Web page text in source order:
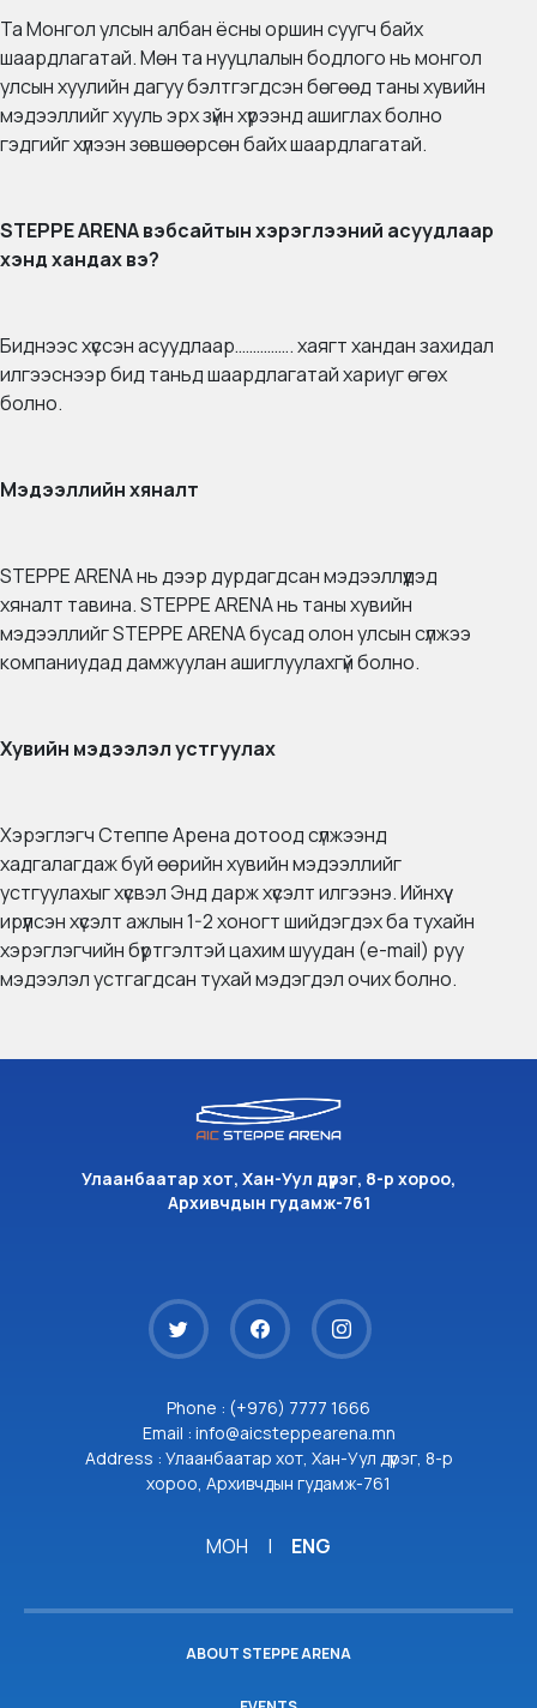
Та Монгол улсын албан ёсны оршин суугч байх
шаардлагатай. Мөн та нууцлалын бодлого нь монгол
улсын хуулийн дагуу бэлтгэгдсэн бөгөөд таны хувийн
мэдээллийг хууль эрх зүйн хүрээнд ашиглах болно
гэдгийг хүлээн зөвшөөрсөн байх шаардлагатай.
STEPPE ARENA вэбсайтын хэрэглээний асуудлаар
хэнд хандах вэ?
Биднээс хүссэн асуудлаар……………. хаягт хандан захидал
илгээснээр бид таньд шаардлагатай хариуг өгөх
болно.
Мэдээллийн хяналт
STEPPE ARENA нь дээр дурдагдсан мэдээллүүдэд
хяналт тавина. STEPPE ARENA нь таны хувийн
мэдээллийг STEPPE ARENA бусад олон улсын сүлжээ
компаниудад дамжуулан ашиглуулахгүй болно.
Хувийн мэдээлэл устгуулах
Хэрэглэгч Степпе Арена дотоод сүлжээнд
хадгалагдаж буй өөрийн хувийн мэдээллийг
устгуулахыг хүсвэл Энд даржхүсэлт илгээнэ. Ийнхүү
ирүүлсэн хүсэлт ажлын 1-2 хоногт шийдэгдэх ба тухайн
хэрэглэгчийн бүртгэлтэй цахим шуудан (e-mail) руу
мэдээлэл устгагдсан тухай мэдэгдэл очих болно.
Улаанбаатар хот, Хан-Уул дүүрэг, 8-р хороо,
Архивчдын гудамж-761
Phone : (+976) 7777 1666
Email : info@aicsteppearena.mn
Address : Улаанбаатар хот, Хан-Уул дүүрэг, 8-р
хороо, Архивчдын гудамж-761
МОН | ENG
ABOUT STEPPE ARENA